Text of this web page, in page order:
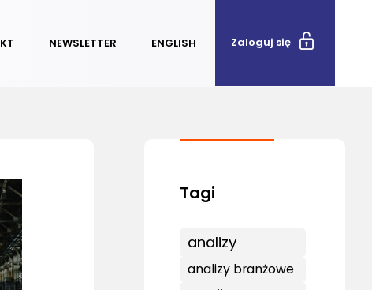
NEWSLETTER ENGLISH Zaloguj się
analizy
analizy branżowe